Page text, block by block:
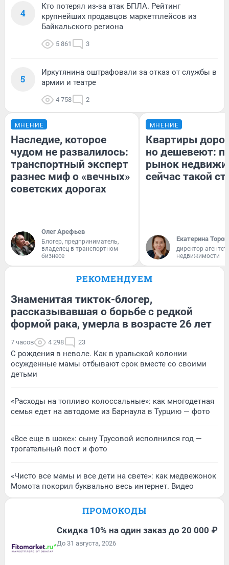
4
Кто потерял из-за атак БПЛА. Рейтинг
крупнейших продавцов маркетплейсов из
Байкальского региона
5 861 3
5
Иркутянина оштрафовали за отказ от службы в
армии и театре
4 758 2
МНЕНИЕ
Наследие, которое
чудом не развалилось:
транспортный эксперт
разнес миф о «вечных»
советских дорогах
Олег Арефьев
Блогер, предприниматель,
владелец в транспортном
бизнесе
МНЕНИЕ
Квартиры
но дешевеют:
рынок
сейчас такой
Екатерина
директор
недвижимости
РЕКОМЕНДУЕМ
Знаменитая тикток-блогер,
рассказывавшая о борьбе с редкой
формой рака, умерла в возрасте 26 лет
7 часов 4 298 23
С рождения в неволе. Как в уральской колонии
осужденные мамы отбывают срок вместе со своими
детьми
«Расходы на топливо колоссальные»: как многодетная
семья едет на автодоме из Барнаула в Турцию — фото
«Все еще в шоке»: сыну Трусовой исполнился год —
трогательный пост и фото
«Чисто все мамы и все дети на свете»: как медвежонок
Момота покорил буквально весь интернет. Видео
ПРОМОКОДЫ
Скидка 10% на один заказ до 20 000 ₽
До 31 августа, 2026